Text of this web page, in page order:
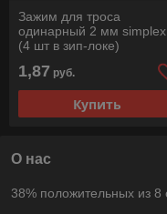
Зажим для троса
одинарный 2 мм simplex
(4 шт в зип-локе)
1,87 руб.
Купить
О нас
38% положительных из 8